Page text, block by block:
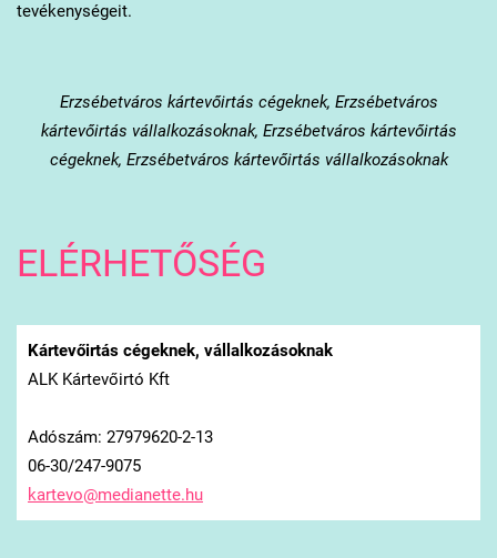
tevékenységeit.
Erzsébetváros kártevőirtás cégeknek, Erzsébetváros
kártevőirtás vállalkozásoknak, Erzsébetváros kártevőirtás
cégeknek, Erzsébetváros kártevőirtás vállalkozásoknak
ELÉRHETŐSÉG
Kártevőirtás cégeknek, vállalkozásoknak
ALK Kártevőirtó Kft
Adószám: 27979620-2-13
06-30/247-9075
kartevo@medianette.hu